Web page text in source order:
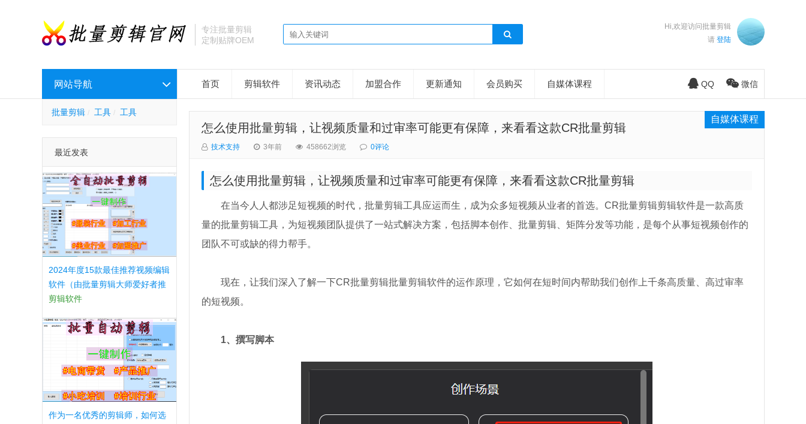
专注批量剪辑
定制贴牌OEM
Hi,欢迎访问批量剪辑
请 登陆
网站导航
批量剪辑 工具 工具
最近发表
2024年度15款最佳推荐视频编辑
软件（由批量剪辑大师爱好者推
荐）
剪辑软件
作为一名优秀的剪辑师，如何选
首页 剪辑软件 资讯动态 加盟合作 更新通知 会员购买 自媒体课程 QQ 微信
怎么使用批量剪辑，让视频质量和过审率可能更有保障，来看看这款CR批量剪辑
自媒体课程
技术支持 3年前 458662浏览 0评论
怎么使用批量剪辑，让视频质量和过审率可能更有保障，来看看这款CR批量剪辑
在当今人人都涉足短视频的时代，批量剪辑工具应运而生，成为众多短视频从业者的首选。CR批量剪辑剪辑软件是一款高质
量的批量剪辑工具，为短视频团队提供了一站式解决方案，包括脚本创作、批量剪辑、矩阵分发等功能，是每个从事短视频创作的
团队不可或缺的得力帮手。
现在，让我们深入了解一下CR批量剪辑批量剪辑软件的运作原理，它如何在短时间内帮助我们创作上千条高质量、高过审率
的短视频。
1、撰写脚本